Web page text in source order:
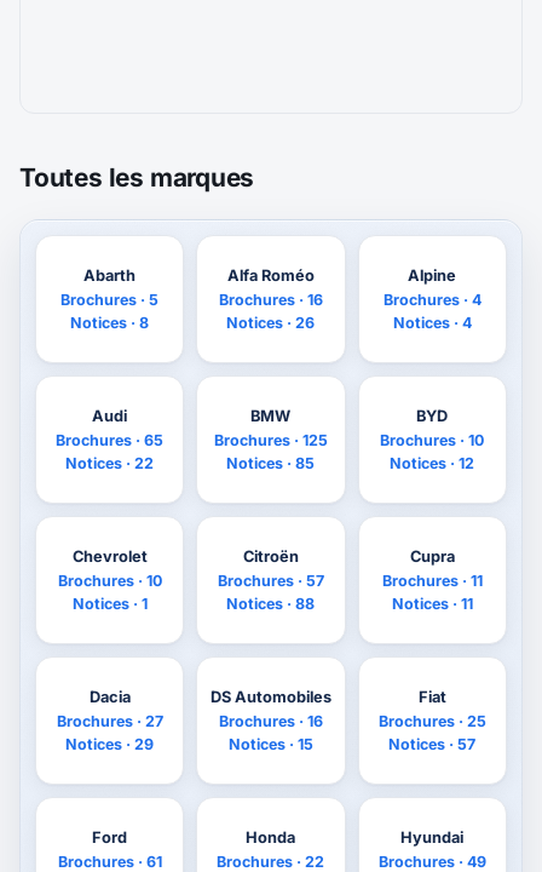
Toutes les marques
Abarth
Brochures · 5
Notices · 8
Alfa Roméo
Brochures · 16
Notices · 26
Alpine
Brochures · 4
Notices · 4
Audi
Brochures · 65
Notices · 22
BMW
Brochures · 125
Notices · 85
BYD
Brochures · 10
Notices · 12
Chevrolet
Brochures · 10
Notices · 1
Citroën
Brochures · 57
Notices · 88
Cupra
Brochures · 11
Notices · 11
Dacia
Brochures · 27
Notices · 29
DS Automobiles
Brochures · 16
Notices · 15
Fiat
Brochures · 25
Notices · 57
Ford
Brochures · 61
Honda
Brochures · 22
Hyundai
Brochures · 49